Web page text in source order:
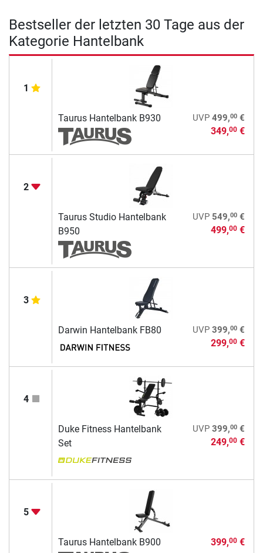
Bestseller der letzten 30 Tage aus der
Kategorie Hantelbank
1
Taurus Hantelbank B930 UVP 499,00€
349,00€
2
Taurus Studio Hantelbank
B950
UVP 549,00€
499,00€
3
Darwin Hantelbank FB80 UVP 399,00€
299,00€
4
Duke Fitness Hantelbank
Set
UVP 399,00€
249,00€
5
Taurus Hantelbank B900 399,00€